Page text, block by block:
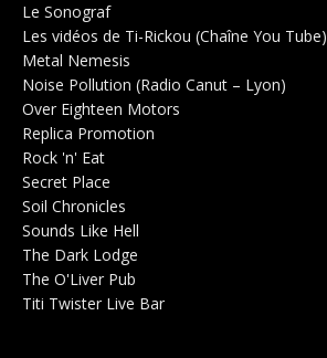
Le SonografSalle de concerts 0
Les vidéos de Ti-Rickou (Chaîne You Tube)
Metal Nemesis
Noise Pollution (Radio Canut – Lyon)
Over Eighteen Motors
Replica Promotion
Rock 'n' Eat
Secret Place
Soil Chronicles
Sounds Like Hell
The Dark Lodge
The O'Liver Pub
Titi Twister Live Bar